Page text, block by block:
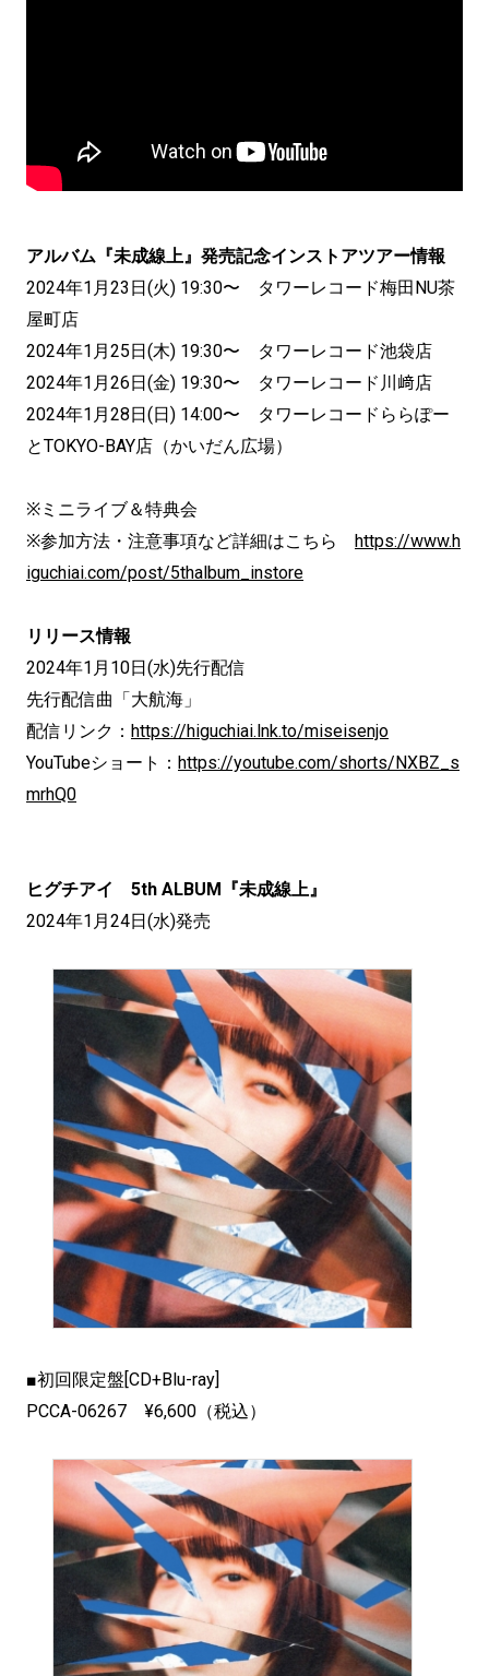
アルバム『未成線上』発売記念インストアツアー情報
2024年1月23日(火) 19:30〜 タワーレコード梅田NU茶
屋町店
2024年1月25日(木) 19:30〜 タワーレコード池袋店
2024年1月26日(金) 19:30〜 タワーレコード川﨑店
2024年1月28日(日) 14:00〜 タワーレコードららぽー
とTOKYO-BAY店（かいだん広場）
※ミニライブ＆特典会
※参加方法・注意事項など詳細はこちら https://www.h
iguchiai.com/post/5thalbum_instore
リリース情報
2024年1月10日(水)先行配信
先行配信曲「大航海」
配信リンク： https://higuchiai.lnk.to/miseisenjo
YouTubeショート： https://youtube.com/shorts/NXBZ_s
mrhQ0
ヒグチアイ 5th ALBUM『未成線上』
2024年1月24日(水)発売
■初回限定盤[CD+Blu-ray]
PCCA-06267 ¥6,600（税込）